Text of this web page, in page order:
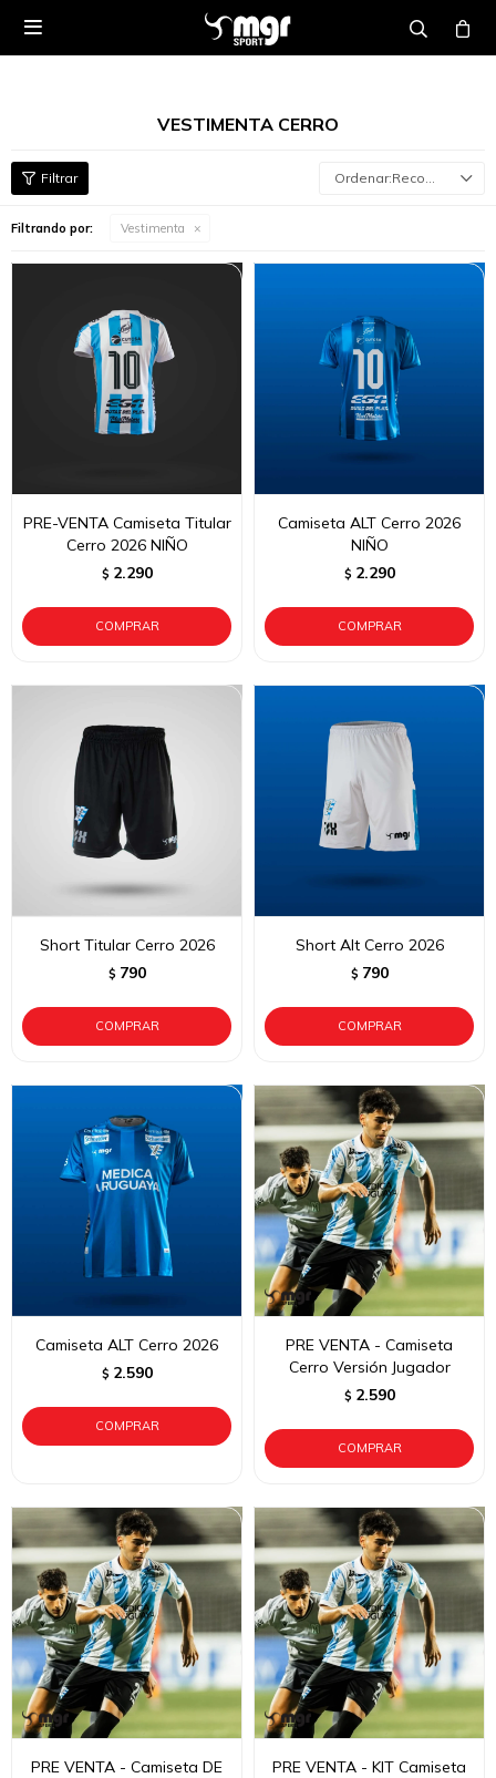

VESTIMENTA CERRO
Recomendados
Filtrando por: Vestimenta
PRE-VENTA Camiseta Titular
Cerro 2026 NIÑO
$ 2.290
Camiseta ALT Cerro 2026
NIÑO
$ 2.290
Short Titular Cerro 2026
$ 790
Short Alt Cerro 2026
$ 790
Camiseta ALT Cerro 2026
$ 2.590
PRE VENTA - Camiseta
Cerro Versión Jugador
$ 2.590
PRE VENTA - Camiseta DE
PRE VENTA - KIT Camiseta